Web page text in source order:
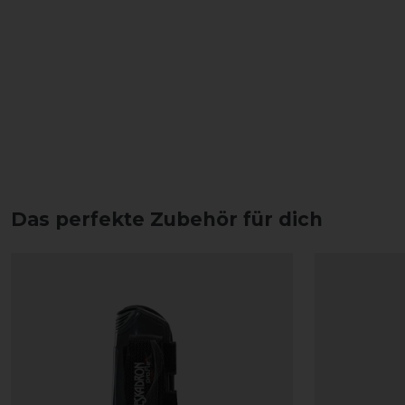
Das perfekte Zubehör für dich